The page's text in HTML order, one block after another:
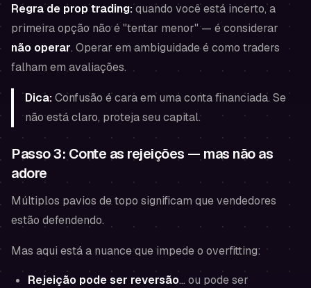
Regra de prop trading:quando você está incerto, a
primeira opção não é "tentar menor" — é considerar
não operar. Operar em ambiguidade é como traders
falham em avaliações.
Dica:Confusão é cara em uma conta financiada. Se
não está claro, proteja seu capital.
Passo 3: Conte as rejeições — mas não as
adore
Múltiplos pavios de topo significam que vendedores
estão defendendo.
Mas aqui está a nuance que impede o overfitting:
Rejeição pode ser reversão… ou pode ser